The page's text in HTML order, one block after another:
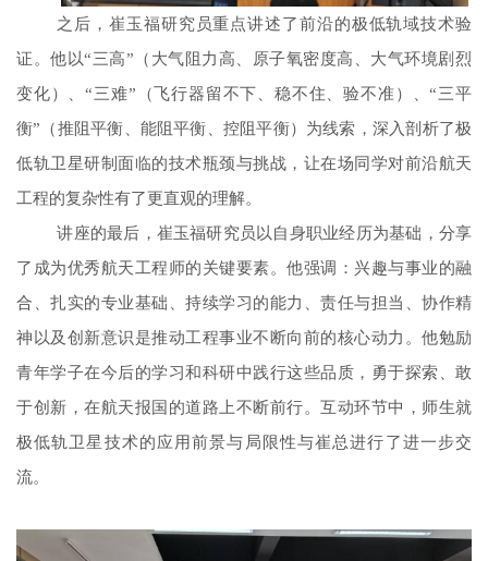
之后，崔玉福研究员重点讲述了前沿的极低轨域技术验
证。他以“三高”（大气阻力高、原子氧密度高、大气环境剧烈
变化）、“三难”（飞行器留不下、稳不住、验不准）、“三平
衡”（推阻平衡、能阻平衡、控阻平衡）为线索，深入剖析了极
低轨卫星研制面临的技术瓶颈与挑战，让在场同学对前沿航天
工程的复杂性有了更直观的理解。
讲座的最后，崔玉福研究员以自身职业经历为基础，分享
了成为优秀航天工程师的关键要素。他强调：兴趣与事业的融
合、扎实的专业基础、持续学习的能力、责任与担当、协作精
神以及创新意识是推动工程事业不断向前的核心动力。他勉励
青年学子在今后的学习和科研中践行这些品质，勇于探索、敢
于创新，在航天报国的道路上不断前行。互动环节中，师生就
极低轨卫星技术的应用前景与局限性与崔总进行了进一步交
流。